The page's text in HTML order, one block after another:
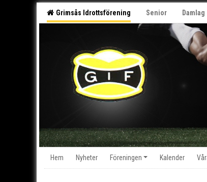
Grimsås Idrottsförening Senior Damlag
Hem Nyheter Föreningen Kalender